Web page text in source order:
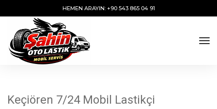
HEMEN ARAYIN: +90 543 865 04 91
Keçiören 7/24 Mobil Lastikçi